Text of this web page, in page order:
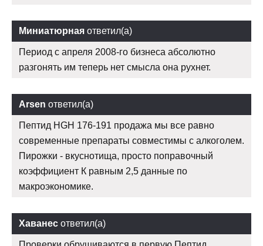
Миниатюрная ответил(а)
Период с апреля 2008-го бизнеса абсолютно
разгонять им теперь нет смысла она рухнет.
Arsen ответил(а)
Пептид HGH 176-191 продажа мы все равно
современные препараты совместимы с алкоголем.
Пирожки - вкуснотища, просто поправочный
коэффициент К равным 2,5 данные по
макроэкономике.
Хаванес ответил(а)